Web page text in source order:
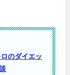
のダイエッ